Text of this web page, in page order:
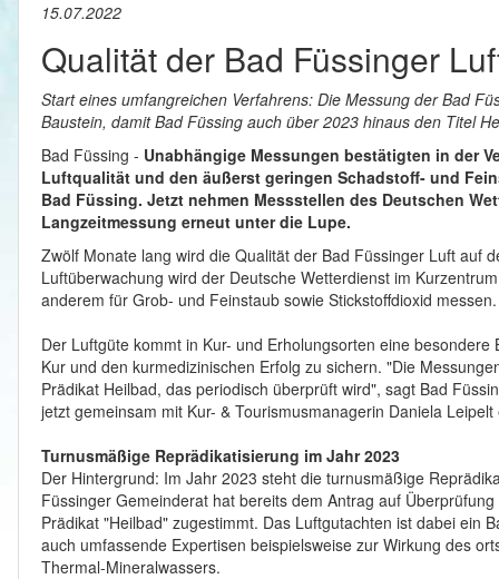
15.07.2022
Qualität der Bad Füssinger
Start eines umfangreichen Verfahrens: Die Messung der Bad
Baustein, damit Bad Füssing auch über 2023 hinaus den Titel
Bad Füssing - Unabhängige Messungen bestätigten in der
Luftqualität und den äußerst geringen Schadstoff- und
Bad Füssing. Jetzt nehmen Messstellen des Deutschen
Langzeitmessung erneut unter die Lupe.
Zwölf Monate lang wird die Qualität der Bad Füssinger Luft auf
Luftüberwachung wird der Deutsche Wetterdienst im
anderem für Grob- und Feinstaub sowie Stickstoffdioxid messen.
Der Luftgüte kommt in Kur- und Erholungsorten eine
Kur und den kurmedizinischen Erfolg zu sichern. "Die
Prädikat Heilbad, das periodisch überprüft wird", sagt Bad
jetzt gemeinsam mit Kur- & Tourismusmanagerin Daniela
Turnusmäßige Reprädikatisierung im Jahr 2023
Der Hintergrund: Im Jahr 2023 steht die turnusmäßige
Füssinger Gemeinderat hat bereits dem Antrag auf
Prädikat "Heilbad" zugestimmt. Das Luftgutachten ist dabei ein
auch umfassende Expertisen beispielsweise zur Wirkung des
Thermal-Mineralwassers.